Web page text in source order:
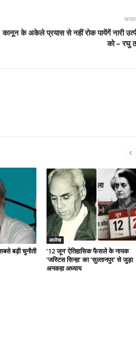
कानून के अकेले प्रयास से नहीं रोक पायेंगें नारी
को – रघु
बड़ी चुनौती
आलेख
’12 जून’ ऐतिहासिक फैसले के नायक
’जस्टिस सिन्हा’ का ’सुल्तानपुर’ से जुड़ा
अनकहा अध्याय